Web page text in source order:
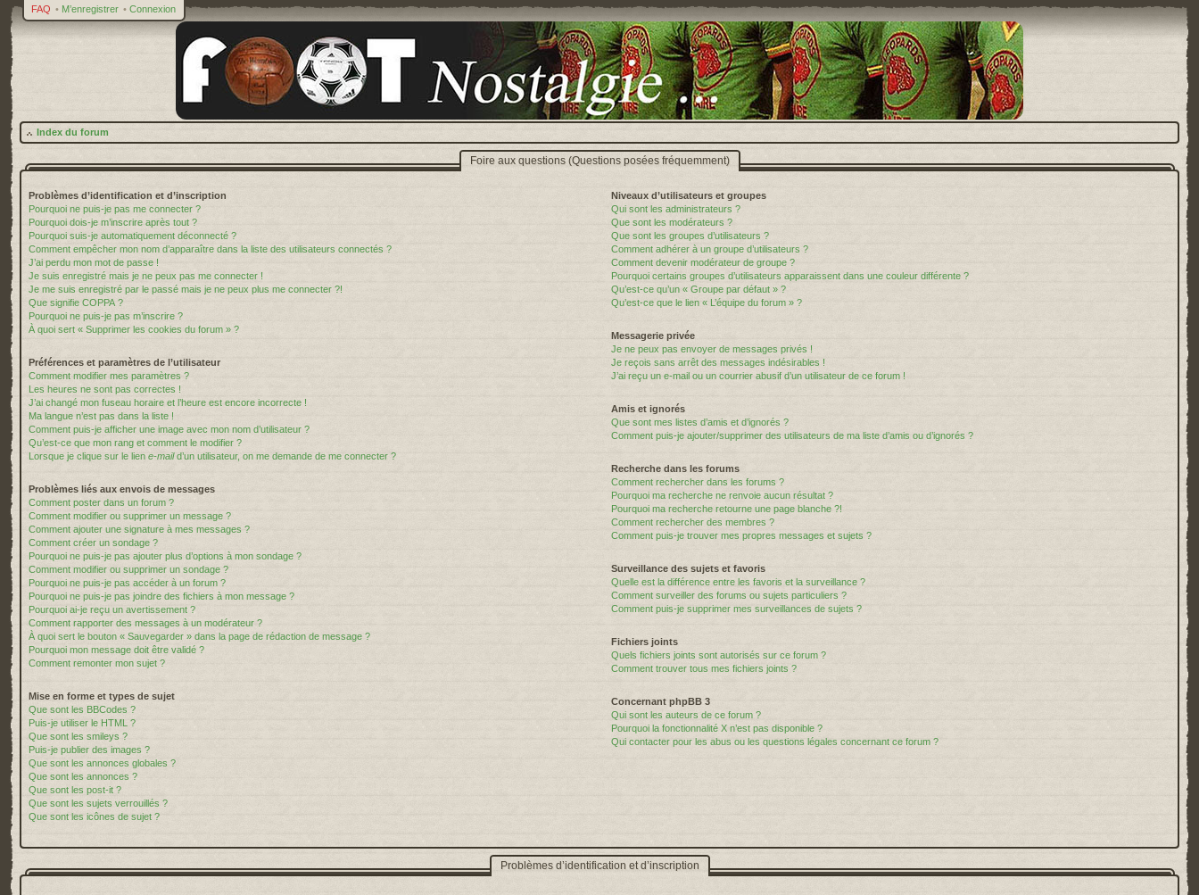
FAQ • M’enregistrer • Connexion
Index du forum
Foire aux questions (Questions posées fréquemment)
Problèmes d’identification et d’inscription
Pourquoi ne puis-je pas me connecter ?
Pourquoi dois-je m’inscrire après tout ?
Pourquoi suis-je automatiquement déconnecté ?
Comment empêcher mon nom d’apparaître dans la liste des utilisateurs connectés ?
J’ai perdu mon mot de passe !
Je suis enregistré mais je ne peux pas me connecter !
Je me suis enregistré par le passé mais je ne peux plus me connecter ?!
Que signifie COPPA ?
Pourquoi ne puis-je pas m’inscrire ?
À quoi sert « Supprimer les cookies du forum » ?
Préférences et paramètres de l’utilisateur
Comment modifier mes paramètres ?
Les heures ne sont pas correctes !
J’ai changé mon fuseau horaire et l’heure est encore incorrecte !
Ma langue n’est pas dans la liste !
Comment puis-je afficher une image avec mon nom d’utilisateur ?
Qu’est-ce que mon rang et comment le modifier ?
Lorsque je clique sur le lien e-maild’un utilisateur, on me demande de me connecter ?
Problèmes liés aux envois de messages
Comment poster dans un forum ?
Comment modifier ou supprimer un message ?
Comment ajouter une signature à mes messages ?
Comment créer un sondage ?
Pourquoi ne puis-je pas ajouter plus d’options à mon sondage ?
Comment modifier ou supprimer un sondage ?
Pourquoi ne puis-je pas accéder à un forum ?
Pourquoi ne puis-je pas joindre des fichiers à mon message ?
Pourquoi ai-je reçu un avertissement ?
Comment rapporter des messages à un modérateur ?
À quoi sert le bouton « Sauvegarder » dans la page de rédaction de message ?
Pourquoi mon message doit être validé ?
Comment remonter mon sujet ?
Mise en forme et types de sujet
Que sont les BBCodes ?
Puis-je utiliser le HTML ?
Que sont les smileys ?
Puis-je publier des images ?
Que sont les annonces globales ?
Que sont les annonces ?
Que sont les post-it ?
Que sont les sujets verrouillés ?
Que sont les icônes de sujet ?
Niveaux d’utilisateurs et groupes
Qui sont les administrateurs ?
Que sont les modérateurs ?
Que sont les groupes d’utilisateurs ?
Comment adhérer à un groupe d’utilisateurs ?
Comment devenir modérateur de groupe ?
Pourquoi certains groupes d’utilisateurs apparaissent dans une couleur différente ?
Qu’est-ce qu’un « Groupe par défaut » ?
Qu’est-ce que le lien « L’équipe du forum » ?
Messagerie privée
Je ne peux pas envoyer de messages privés !
Je reçois sans arrêt des messages indésirables !
J’ai reçu un e-mail ou un courrier abusif d’un utilisateur de ce forum !
Amis et ignorés
Que sont mes listes d’amis et d’ignorés ?
Comment puis-je ajouter/supprimer des utilisateurs de ma liste d’amis ou d’ignorés ?
Recherche dans les forums
Comment rechercher dans les forums ?
Pourquoi ma recherche ne renvoie aucun résultat ?
Pourquoi ma recherche retourne une page blanche ?!
Comment rechercher des membres ?
Comment puis-je trouver mes propres messages et sujets ?
Surveillance des sujets et favoris
Quelle est la différence entre les favoris et la surveillance ?
Comment surveiller des forums ou sujets particuliers ?
Comment puis-je supprimer mes surveillances de sujets ?
Fichiers joints
Quels fichiers joints sont autorisés sur ce forum ?
Comment trouver tous mes fichiers joints ?
Concernant phpBB 3
Qui sont les auteurs de ce forum ?
Pourquoi la fonctionnalité X n’est pas disponible ?
Qui contacter pour les abus ou les questions légales concernant ce forum ?
Problèmes d’identification et d’inscription